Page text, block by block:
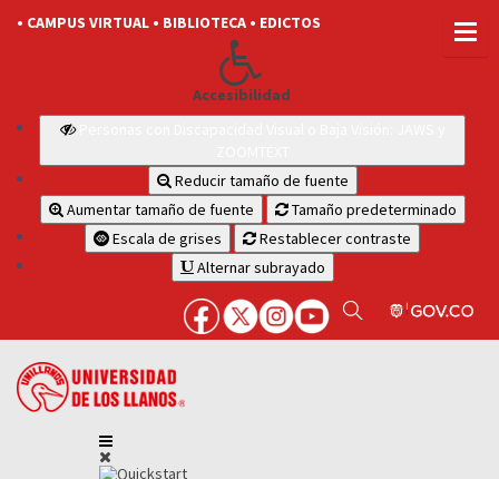
• CAMPUS VIRTUAL • BIBLIOTECA • EDICTOS
Accesibilidad
Reducir tamaño de fuente
Aumentar tamaño de fuente
Tamaño predeterminado
Escala de grises
Restablecer contraste
Alternar subrayado